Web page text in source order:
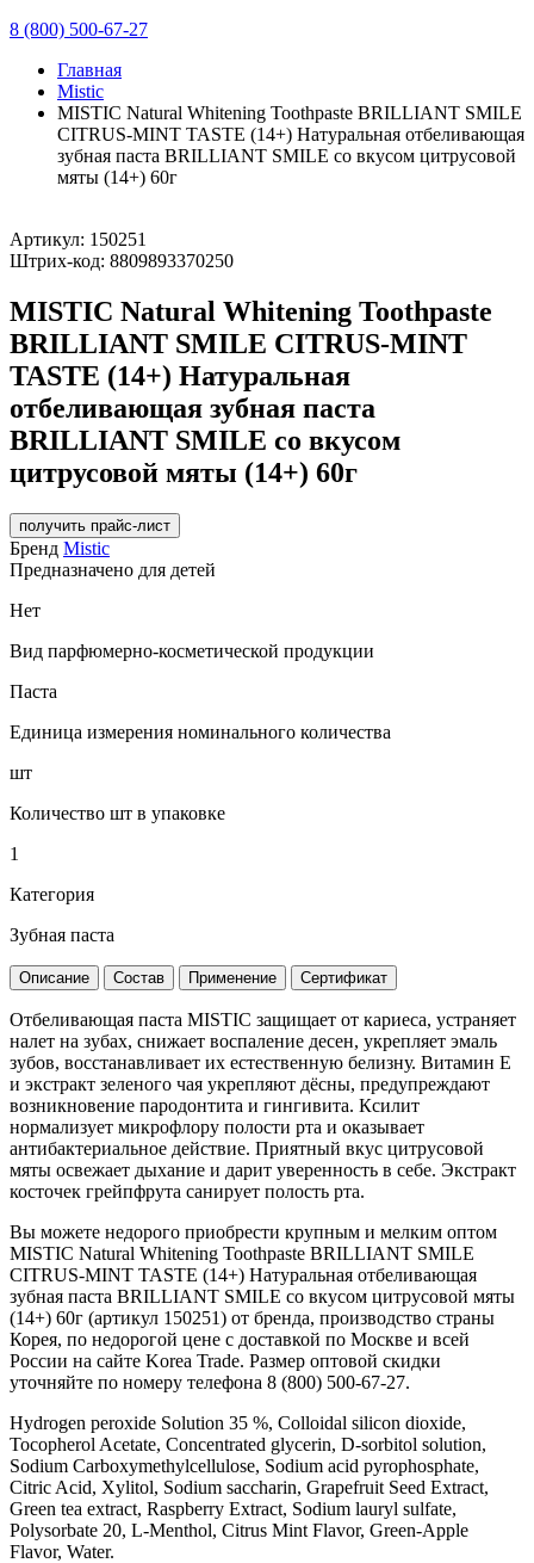
8 (800) 500-67-27
Главная
Mistic
MISTIC Natural Whitening Toothpaste BRILLIANT SMILE
CITRUS-MINT TASTE (14+) Натуральная отбеливающая
зубная паста BRILLIANT SMILE со вкусом цитрусовой
мяты (14+) 60г
Артикул: 150251
Штрих-код: 8809893370250
MISTIC Natural Whitening Toothpaste
BRILLIANT SMILE CITRUS-MINT
TASTE (14+) Натуральная
отбеливающая зубная паста
BRILLIANT SMILE со вкусом
цитрусовой мяты (14+) 60г
получить прайс-лист
Бренд Mistic
Предназначено для детей
Нет
Вид парфюмерно-косметической продукции
Паста
Единица измерения номинального количества
шт
Количество шт в упаковке
1
Категория
Зубная паста
Описание Состав Применение Сертификат
Отбеливающая паста MISTIC защищает от кариеса, устраняет
налет на зубах, снижает воспаление десен, укрепляет эмаль
зубов, восстанавливает их естественную белизну. Витамин Е
и экстракт зеленого чая укрепляют дёсны, предупреждают
возникновение пародонтита и гингивита. Ксилит
нормализует микрофлору полости рта и оказывает
антибактериальное действие. Приятный вкус цитрусовой
мяты освежает дыхание и дарит уверенность в себе. Экстракт
косточек грейпфрута санирует полость рта.
Вы можете недорого приобрести крупным и мелким оптом
MISTIC Natural Whitening Toothpaste BRILLIANT SMILE
CITRUS-MINT TASTE (14+) Натуральная отбеливающая
зубная паста BRILLIANT SMILE со вкусом цитрусовой мяты
(14+) 60г (артикул 150251) от бренда, производство страны
Корея, по недорогой цене с доставкой по Москве и всей
России на сайте Korea Trade. Размер оптовой скидки
уточняйте по номеру телефона 8 (800) 500-67-27.
Hydrogen peroxide Solution 35 %, Colloidal silicon dioxide,
Tocopherol Acetate, Concentrated glycerin, D-sorbitol solution,
Sodium Carboxymethylcellulose, Sodium acid pyrophosphate,
Citric Acid, Xylitol, Sodium saccharin, Grapefruit Seed Extract,
Green tea extract, Raspberry Extract, Sodium lauryl sulfate,
Polysorbate 20, L-Menthol, Citrus Mint Flavor, Green-Apple
Flavor, Water.